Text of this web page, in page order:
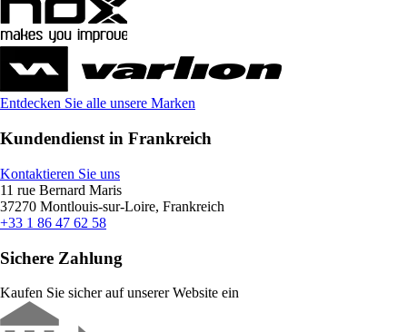
Entdecken Sie alle unsere Marken
Kundendienst in Frankreich
Kontaktieren Sie uns
11 rue Bernard Maris
37270 Montlouis-sur-Loire, Frankreich
+33 1 86 47 62 58
Sichere Zahlung
Kaufen Sie sicher auf unserer Website ein